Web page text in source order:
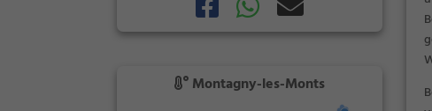
Montagny-les-Monts